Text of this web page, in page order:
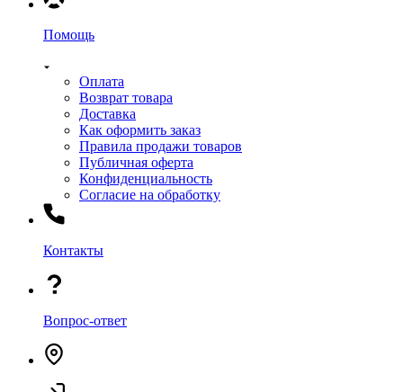
Помощь
Оплата
Возврат товара
Доставка
Как оформить заказ
Правила продажи товаров
Публичная оферта
Конфиденциальность
Согласие на обработку
Контакты
Вопрос-ответ